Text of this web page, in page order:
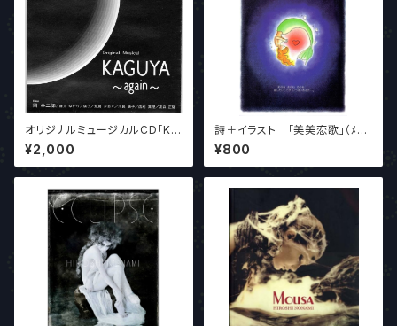
オリジナルミュージカルCD「KA
GUYA」 M3 ART PROJE
CT制作
¥2,000
詩＋イラスト 「美美恋歌」（ﾒｲﾒ
ｲﾘｬﾝｺﾞｳ） 作家：三日月綺麗
イラストレーター金美蓮
¥800